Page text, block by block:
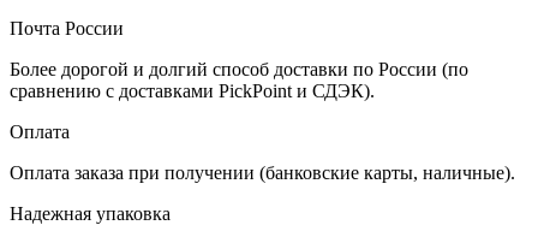
Почта России
Более дорогой и долгий способ доставки по России (по
сравнению с доставками PickPoint и СДЭК).
Оплата
Оплата заказа при получении (банковские карты, наличные).
Надежная упаковка